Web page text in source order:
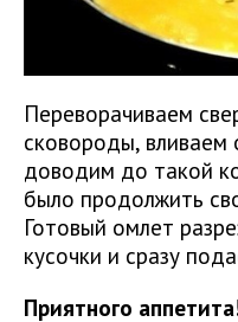
Переворачиваем
сковороды, вливаем
доводим до такой
было продолжить
Готовый омлет
кусочки и сразу
Приятного